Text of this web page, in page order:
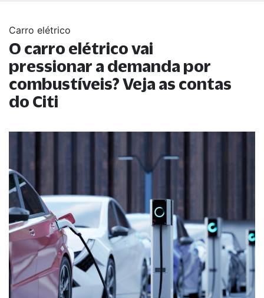
Carro elétrico
O carro elétrico vai
pressionar a demanda por
combustíveis? Veja as contas
do Citi